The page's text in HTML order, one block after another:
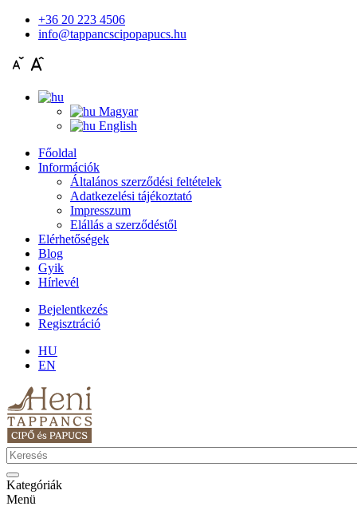
+36 20 223 4506
info@tappancscipopapucs.hu
Magyar
English
Főoldal
Információk
Általános szerződési feltételek
Adatkezelési tájékoztató
Impresszum
Elállás a szerződéstől
Elérhetőségek
Blog
Gyik
Hírlevél
Bejelentkezés
Regisztráció
HU
EN
Kategóriák
Menü